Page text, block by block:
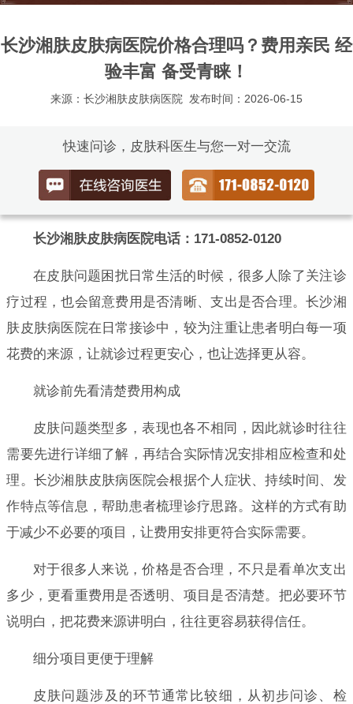
长沙湘肤皮肤病医院价格合理吗？费用亲民 经
验丰富 备受青睐！
来源：长沙湘肤皮肤病医院 发布时间：2026-06-15
快速问诊，皮肤科医生与您一对一交流
长沙湘肤皮肤病医院电话：171-0852-0120
在皮肤问题困扰日常生活的时候，很多人除了关注诊
疗过程，也会留意费用是否清晰、支出是否合理。长沙湘
肤皮肤病医院在日常接诊中，较为注重让患者明白每一项
花费的来源，让就诊过程更安心，也让选择更从容。
就诊前先看清楚费用构成
皮肤问题类型多，表现也各不相同，因此就诊时往往
需要先进行详细了解，再结合实际情况安排相应检查和处
理。长沙湘肤皮肤病医院会根据个人症状、持续时间、发
作特点等信息，帮助患者梳理诊疗思路。这样的方式有助
于减少不必要的项目，让费用安排更符合实际需要。
对于很多人来说，价格是否合理，不只是看单次支出
多少，更看重费用是否透明、项目是否清楚。把必要环节
说明白，把花费来源讲明白，往往更容易获得信任。
细分项目更便于理解
皮肤问题涉及的环节通常比较细，从初步问诊、检